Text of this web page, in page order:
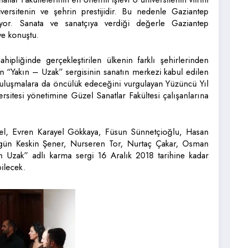
ve şehrin prestijidir. Bu nedenle Gaziantep
Sanata ve sanatçıya verdiği değerle Gaziantep
konuştu.
gerçekleştirilen ülkenin farklı şehirlerinden
“Yakın – Uzak” sergisinin sanatın merkezi kabul edilen
da öncülük edeceğini vurgulayan Yüzüncü Yıl
yönetimine Güzel Sanatlar Fakültesi çalışanlarına
Evren Karayel Gökkaya, Füsun Sünnetçioğlu, Hasan
Keskin Şener, Nurseren Tor, Nurtaç Çakar, Osman
Uzak” adlı karma sergi 16 Aralık 2018 tarihine kadar